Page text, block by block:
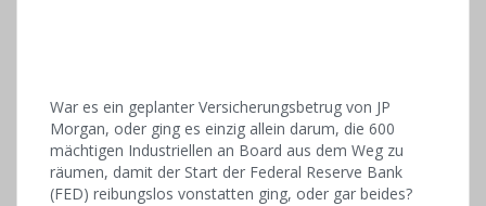
War es ein geplanter Versicherungsbetrug von JP
Morgan, oder ging es einzig allein darum, die 600
mächtigen Industriellen an Board aus dem Weg zu
räumen, damit der Start der Federal Reserve Bank
(FED) reibungslos vonstatten ging, oder gar beides?